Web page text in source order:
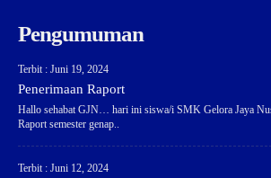
Pengumuman
Terbit : Juni 19, 2024
Penerimaan Raport
Hallo sehabat GJN… hari ini siswa/i SMK Gelora Jaya
Raport semester genap..
Terbit : Juni 12, 2024